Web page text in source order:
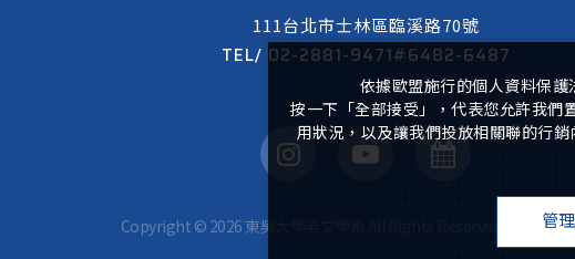
111台北市士林區臨溪路70號
TEL/ 02-2881-9471#6482-6487
Copyright © 2026東吳大學英文學系 Designby
依據歐盟施行的個人資料保
按一下「全部接受」，代表您允許我們
用狀況，以及讓我們投放相關聯的行
管